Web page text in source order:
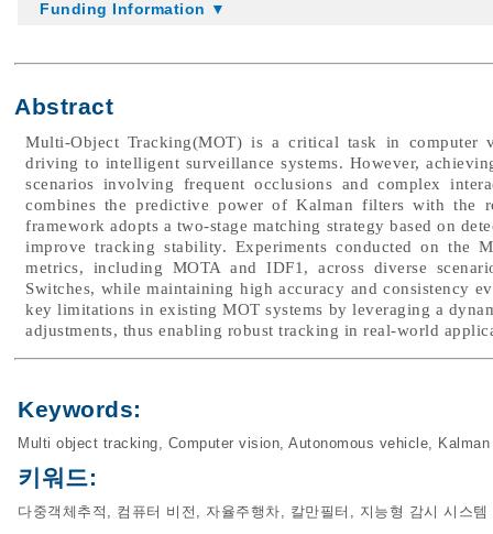
Funding Information ▼
Abstract
Multi-Object Tracking(MOT) is a critical task in computer
driving to intelligent surveillance systems. However,
scenarios involving frequent occlusions and complex
combines the predictive power of Kalman filters with the
framework adopts a two-stage matching strategy based on
improve tracking stability. Experiments conducted on the
metrics, including MOTA and IDF1, across diverse
Switches, while maintaining high accuracy and consistency
key limitations in existing MOT systems by leveraging a
adjustments, thus enabling robust tracking in real-world
Keywords:
Multi object tracking, Computer vision, Autonomous vehicle,
키워드:
다중객체추적 , 컴퓨터 비전 , 자율주행차, 칼만필터 , 지능형 감시 시스템